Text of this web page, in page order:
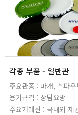
각종 부품 - 일반관
주요관종 : 마개, 스파
용기규격 : 상담요망
주요거래선 : 국내외 제